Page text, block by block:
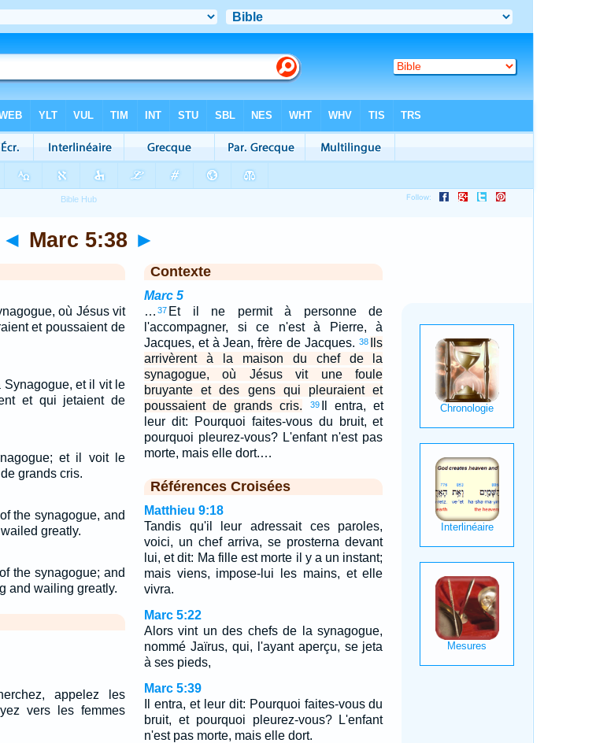
◄ Marc 5:38 ►
où Jésus vit
et poussaient de
et il vit le
et qui jetaient de
et il voit le
grands cris.
the synagogue, and
greatly.
the synagogue; and
and wailing greatly.
appelez les
vers les femmes
Contexte
Marc 5
… 37 Et il ne permit à personne de
l'accompagner, si ce n'est à Pierre, à
Jacques, et à Jean, frère de Jacques. 38
Ils
arrivèrent à la maison du chef de la
synagogue, où Jésus vit une foule
bruyante et des gens qui pleuraient et
poussaient de grands cris.
39
Il entra, et
leur dit: Pourquoi faites-vous du bruit, et
pourquoi pleurez-vous? L'enfant n'est pas
morte, mais elle dort.…
Références Croisées
Matthieu 9:18
Tandis qu'il leur adressait ces paroles,
voici, un chef arriva, se prosterna devant
lui, et dit: Ma fille est morte il y a un instant;
mais viens, impose-lui les mains, et elle
vivra.
Marc 5:22
Alors vint un des chefs de la synagogue,
nommé Jaïrus, qui, l'ayant aperçu, se jeta
à ses pieds,
Marc 5:39
Il entra, et leur dit: Pourquoi faites-vous du
bruit, et pourquoi pleurez-vous? L'enfant
n'est pas morte, mais elle dort.